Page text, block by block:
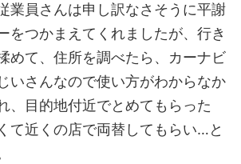
業員さんは申し訳なさそうに平謝
をつかまえてくれましたが、行き
めて、住所を調べたら、カーナビ
いさんなので使い方がわからなか
、目的地付近でとめてもらった
て近くの店で両替してもらい…と